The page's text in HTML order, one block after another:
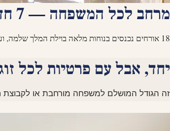
מרחב לכל המשפחה — 7 חדרים בשתי יחידות
18 אורחים נכנסים בנוחות מלאה בוילת המלך שלמה, ועוד נשאר מרחב משותף גדול לכולם.
יחד, אבל עם פרטיות לכל
זה הגודל המושלם למשפחה מורחבת או לקבוצת